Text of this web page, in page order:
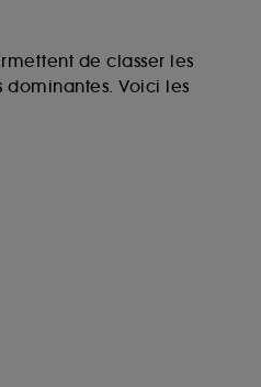
de classer les
dominantes. Voici les
de votre activité en ligne
Voous pouvez à tout
consentement. Si vous
sur les cookies